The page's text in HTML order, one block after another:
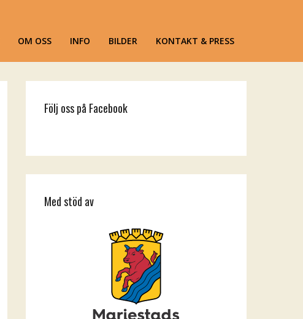
OM OSS INFO BILDER KONTAKT & PRESS
Följ oss på Facebook
Med stöd av